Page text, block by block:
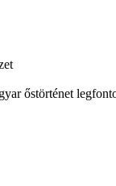
őstörténet